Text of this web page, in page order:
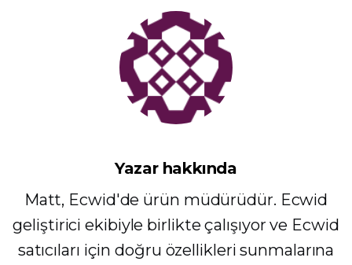
Yazar hakkında
Matt, Ecwid'de ürün müdürüdür. Ecwid
geliştirici ekibiyle birlikte çalışıyor ve Ecwid
satıcıları için doğru özellikleri sunmalarına